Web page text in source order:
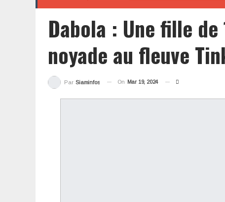
Dabola : Une fille
noyade au fleuve
Par Siaminfos On Mar 19, 2024